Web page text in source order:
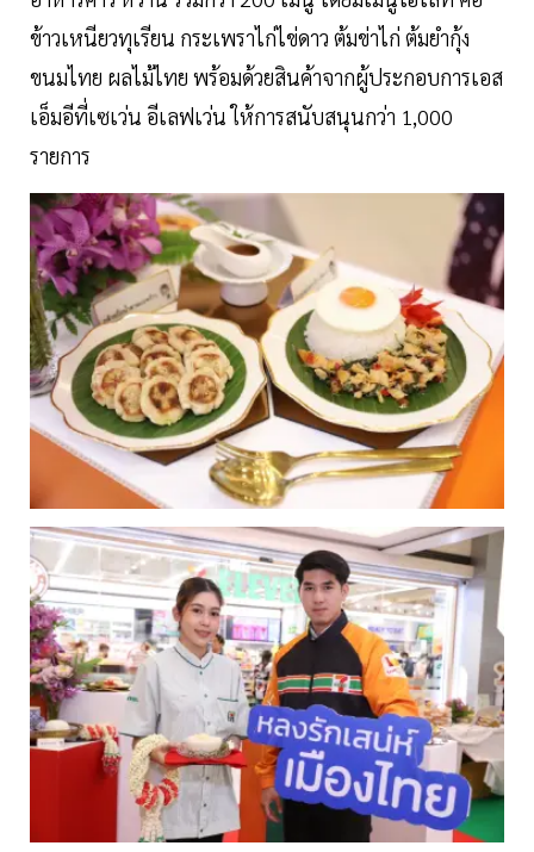
ข้าวเหนียวทุเรียน กระเพราไก่ไข่ดาว ต้มข่าไก่ ต้มยำกุ้ง
ขนมไทย ผลไม้ไทย พร้อมด้วยสินค้าจากผู้ประกอบการเอส
เอ็มอีที่เซเว่น อีเลฟเว่น ให้การสนับสนุนกว่า 1,000
รายการ